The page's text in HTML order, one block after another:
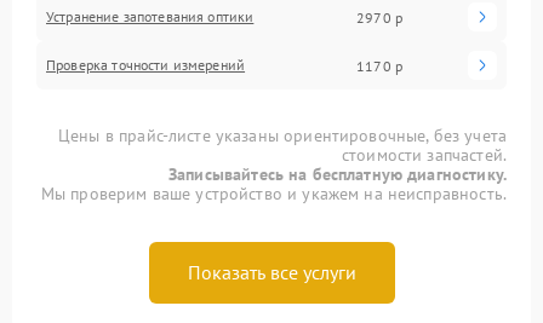
Устранение запотевания оптики 2970 р
Проверка точности измерений 1170 р
Цены в прайс-листе указаны ориентировочные, без учета
стоимости запчастей.
Записывайтесь на бесплатную диагностику.
Мы проверим ваше устройство и укажем на неисправность.
Показать все услуги